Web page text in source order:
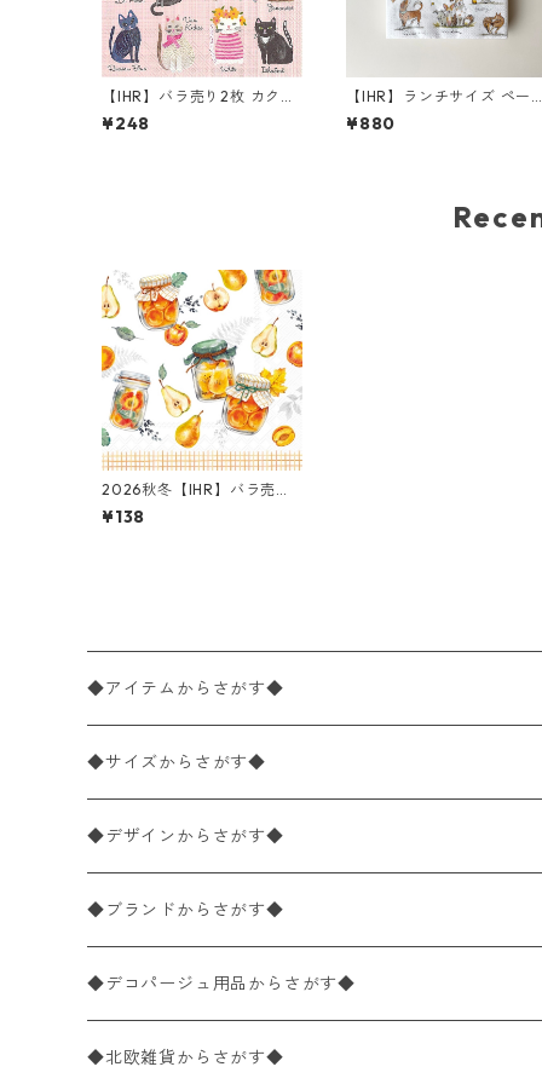
【IHR】バラ売り2枚 カクテ
ルサイズ ペーパーナプキン
COOL CATS ピンク
¥248
【IHR】ランチサイズ ペー
ーナプキン EMOTION DOG
S ホワイト Anita Jeram
¥880
2026秋冬【IHR】バラ売り2
枚 ランチサイズ ペーパーナ
プキン Preserving Fruits
¥138
◆アイテムからさがす◆
ペーパーナプキン2枚バラ売り
ペーパーナプキン1枚バラ売り
ペーパーナプキン20枚入りパック
ペーパーナプキン10枚入りパック
ライスペーパー
◆サイズからさがす◆
33×33cm（ランチサイズ）
バラ売り
パック売り
25×25cm（カクテルサイズ）
バラ売り
パック売り
40×40cm（ディナーサイズ）
バラ売り
21×21cm（ポケットサイズ）
◆デザインからさがす◆
花柄
植物・グリーン柄
動物・鳥・昆虫・蝶柄
◆ブランドからさがす◆
ドイツ製 IHR/イア
ランチサイズ
ドイツ製 Ambiente/アンビエンテ
◆デコパージュ用品からさがす◆
デコパージュ液
◆北欧雑貨からさがす◆